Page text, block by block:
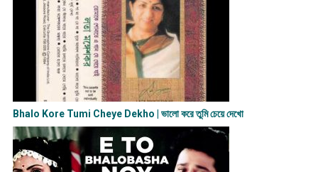
Bhalo Kore Tumi Cheye Dekho | ভালো করে তুমি চেয়ে দেখো